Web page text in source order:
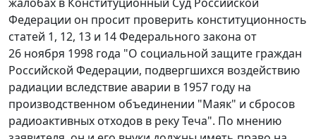
жалобах в Конституционный Суд Российской
Федерации он просит проверить конституционность
статей 1, 12, 13 и 14Федерального закона от
26 ноября 1998 года "О социальной защите граждан
Российской Федерации, подвергшихся воздействию
радиации вследствие аварии в 1957 году на
производственном объединении "Маяк" и сбросов
радиоактивных отходов в реку Теча". По мнению